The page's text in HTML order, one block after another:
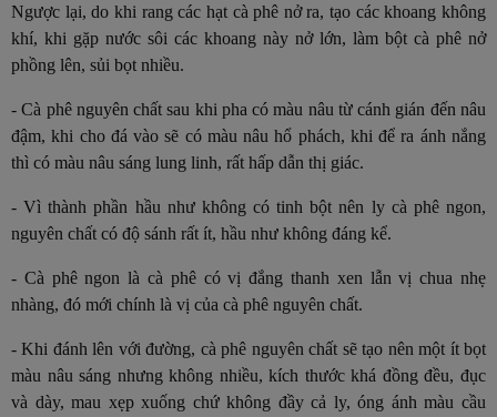
Ngược lại, do khi rang các hạt cà phê nở ra, tạo các khoang không
khí, khi gặp nước sôi các khoang này nở lớn, làm bột cà phê nở
phồng lên, sủi bọt nhiều.
- Cà phê nguyên chất sau khi pha có màu nâu từ cánh gián đến nâu
đậm, khi cho đá vào sẽ có màu nâu hổ phách, khi để ra ánh nắng
thì có màu nâu sáng lung linh, rất hấp dẫn thị giác.
- Vì thành phần hầu như không có tinh bột nên ly cà phê ngon,
nguyên chất có độ sánh rất ít, hầu như không đáng kể.
- Cà phê ngon là cà phê có vị đắng thanh xen lẫn vị chua nhẹ
nhàng, đó mới chính là vị của cà phê nguyên chất.
- Khi đánh lên với đường, cà phê nguyên chất sẽ tạo nên một ít bọt
màu nâu sáng nhưng không nhiều, kích thước khá đồng đều, đục
và dày, mau xẹp xuống chứ không đầy cả ly, óng ánh màu cầu